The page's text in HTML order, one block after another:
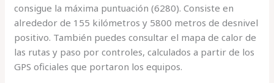
consigue la máxima puntuación (6280). Consiste en
alrededor de 155 kilómetros y 5800 metros de desnivel
positivo. También puedes consultar el mapa de calor de
las rutas y paso por controles, calculados a partir de los
GPS oficiales que portaron los equipos.